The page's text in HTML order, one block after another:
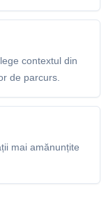
contextul din
de parcurs.
mai amănunțite